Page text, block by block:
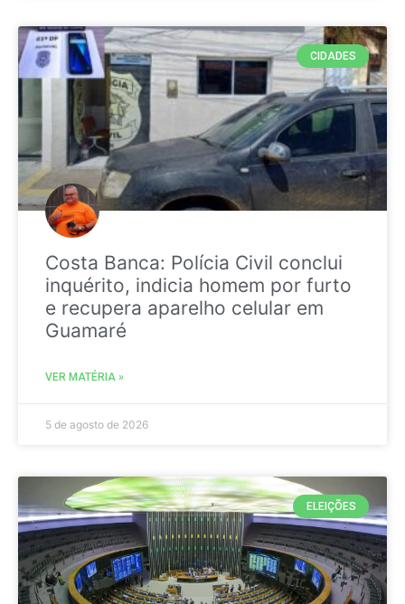
CIDADES
Costa Banca: Polícia Civil conclui
inquérito, indicia homem por furto
e recupera aparelho celular em
Guamaré
VER MATÉRIA »
5 de agosto de 2026
ELEIÇÕES